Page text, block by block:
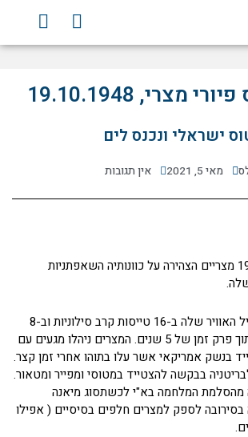
F
a
c
b
Y
o
u
u 19.10.1948
ישראלי ונכנס לים
מאי 5, 2021 אין תגובות
לקראת סוף שנת 1947 מצריים הצהירה על כוונותיה השאפתניות
לפי התוכנית יצוייד חיל האוויר שלה ב-16 טייסות קרב סילוניות וב-8
טייסות רב מנועיות בתוך פרק זמן של 5 שנים. המצרים ניהלו מגעים עם
בנשק אמריקאי אשר עלו בתוהו אחרי זמן קצר.
בבקשה להצטייד במטוסי ומפייר ומטאור.
המלחמה בא"י לכשתסוג מיאנה
לספק למצרים חלפים בסיסיים ( אפילו